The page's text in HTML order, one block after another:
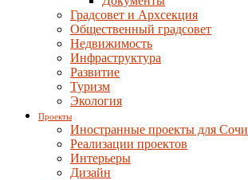
Градсовет и Архсекция
Общественный градсовет
Недвижимость
Инфраструктура
Развитие
Туризм
Экология
Проекты
Иностранные проекты для Сочи
Реализации проектов
Интерьеры
Дизайн